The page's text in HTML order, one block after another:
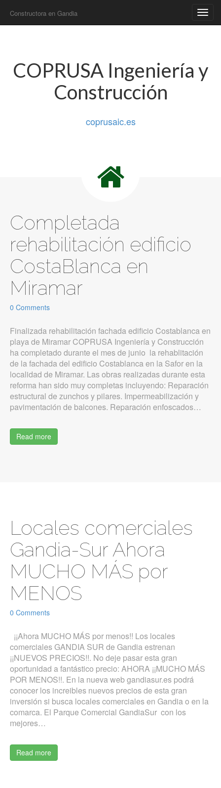
Constructora en Gandia
COPRUSA Ingeniería y
Construcción
coprusaic.es
Completada
rehabilitación edificio
CostaBlanca en
Miramar
0 Comments
Finalizada rehabilitación fachada edificio Costablanca en
playa de Miramar COPRUSA Ingeniería y Construcción
ha completado durante el mes de junio la rehablitación
de la fachada del edificio Costablanca en la Safor en la
localidad de Miramar. Las obras realizadas durante esta
reforma han sido muy completas incluyendo: Reparación
estructural de zunchos y pilares. Impermeabilización y
pavimentación de balcones. Reparación enfoscados…
Read more
Locales comerciales
Gandia-Sur Ahora
MUCHO MÁS por
MENOS
0 Comments
¡¡Ahora MUCHO MÁS por menos!! Los locales
comerciales GANDIA SUR de Gandia estrenan
¡¡NUEVOS PRECIOS!!. No deje pasar esta gran
oportunidad a fantástico precio: AHORA ¡¡MUCHO MÁS
POR MENOS!!. En la nueva web gandiasur.es podrá
conocer los increibles nuevos precios de esta gran
inversión si busca locales comerciales en Gandia o en la
comarca. El Parque Comercial GandiaSur con los
mejores…
Read more